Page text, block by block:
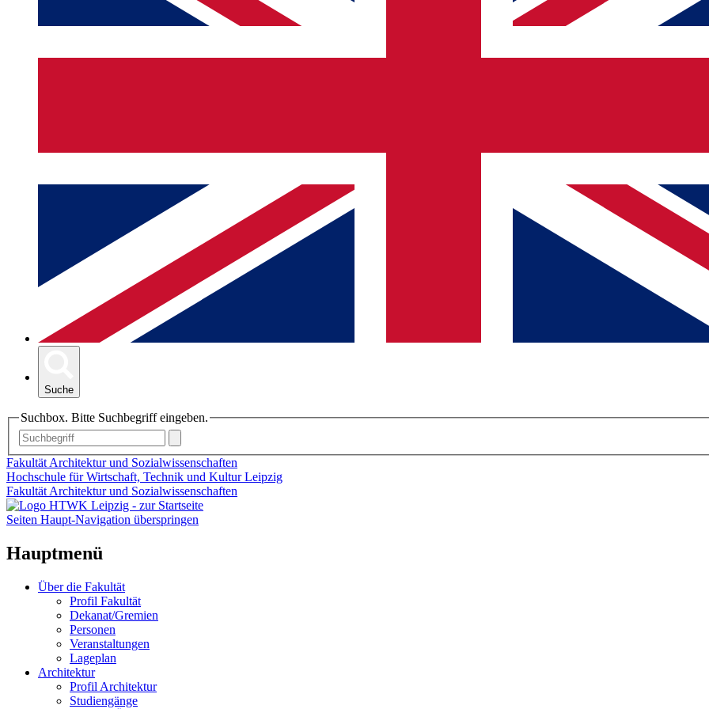
Suche
Suchbox. Bitte Suchbegriff eingeben.
Fakultät Architektur und Sozialwissenschaften
Hochschule für Wirtschaft, Technik und Kultur Leipzig
Fakultät Architektur und Sozialwissenschaften
Seiten Haupt-Navigation überspringen
Hauptmenü
Über die Fakultät
Profil Fakultät
Dekanat/Gremien
Personen
Veranstaltungen
Lageplan
Architektur
Profil Architektur
Studiengänge